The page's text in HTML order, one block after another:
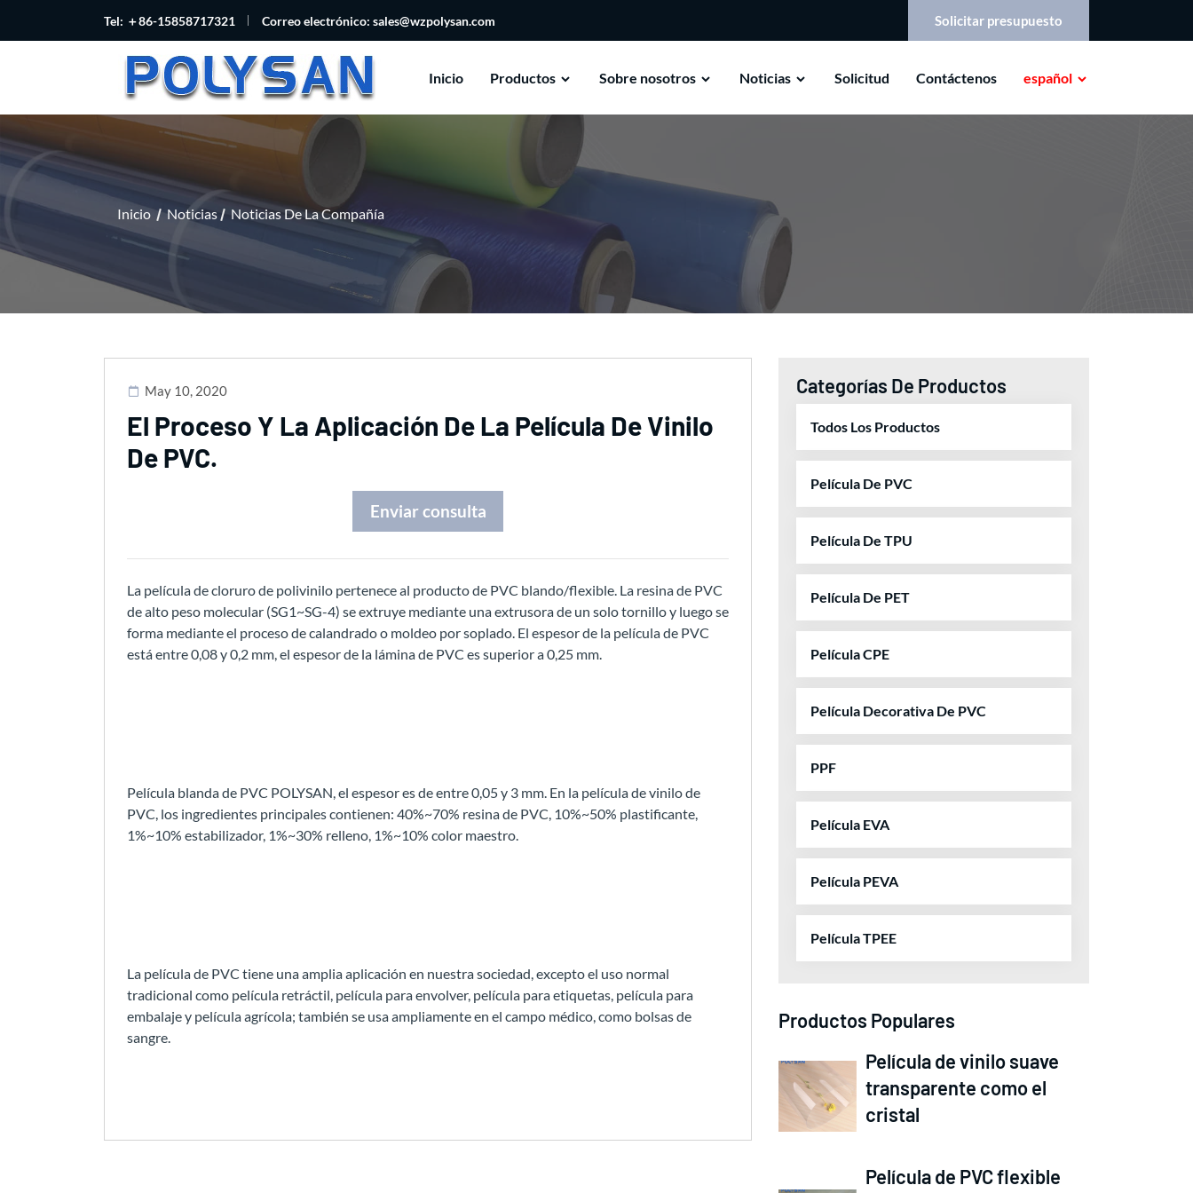
Tel: ＋86-15858717321 Correo electrónico: sales@wzpolysan.com Solicitar presupuesto
Inicio Productos Sobre nosotros Noticias Solicitud Contáctenos español
Inicio Noticias Noticias De La Compañía
May 10, 2020
El Proceso Y La Aplicación De La Película De Vinilo
De PVC.
Enviar consulta
La película de cloruro de polivinilo pertenece al producto de PVC blando/flexible. La resina de PVC
de alto peso molecular (SG1~SG-4) se extruye mediante una extrusora de un solo tornillo y luego se
forma mediante el proceso de calandrado o moldeo por soplado. El espesor de la película de PVC
está entre 0,08 y 0,2 mm, el espesor de la lámina de PVC es superior a 0,25 mm.
Película blanda de PVC POLYSAN, el espesor es de entre 0,05 y 3 mm. En la película de vinilo de
PVC, los ingredientes principales contienen: 40%~70% resina de PVC, 10%~50% plastificante,
1%~10% estabilizador, 1%~30% relleno, 1%~10% color maestro.
La película de PVC tiene una amplia aplicación en nuestra sociedad, excepto el uso normal
tradicional como película retráctil, película para envolver, película para etiquetas, película para
embalaje y película agrícola; también se usa ampliamente en el campo médico, como bolsas de
sangre.
Categorías De Productos
Todos Los Productos
Película De PVC
Película De TPU
Película De PET
Película CPE
Película Decorativa De PVC
PPF
Película EVA
Película PEVA
Película TPEE
Productos Populares
Película de vinilo suave
transparente como el
cristal
Película de PVC flexible